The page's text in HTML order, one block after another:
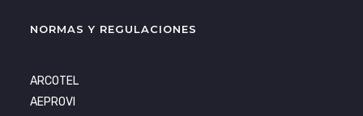
NORMAS Y REGULACIONES
ARCOTEL
AEPROVI